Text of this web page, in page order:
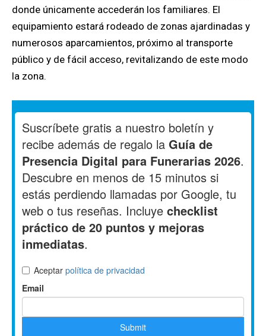
donde únicamente accederán los familiares. El
equipamiento estará rodeado de zonas ajardinadas y
numerosos aparcamientos, próximo al transporte
público y de fácil acceso, revitalizando de este modo
la zona.